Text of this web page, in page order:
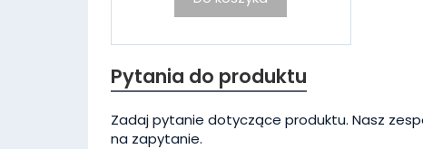
Pytania do produktu
Zadaj pytanie dotyczące produktu. Nasz
na zapytanie.